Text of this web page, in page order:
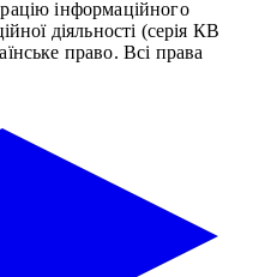
інформаційного
діяльності (серія КВ
право. Всі права